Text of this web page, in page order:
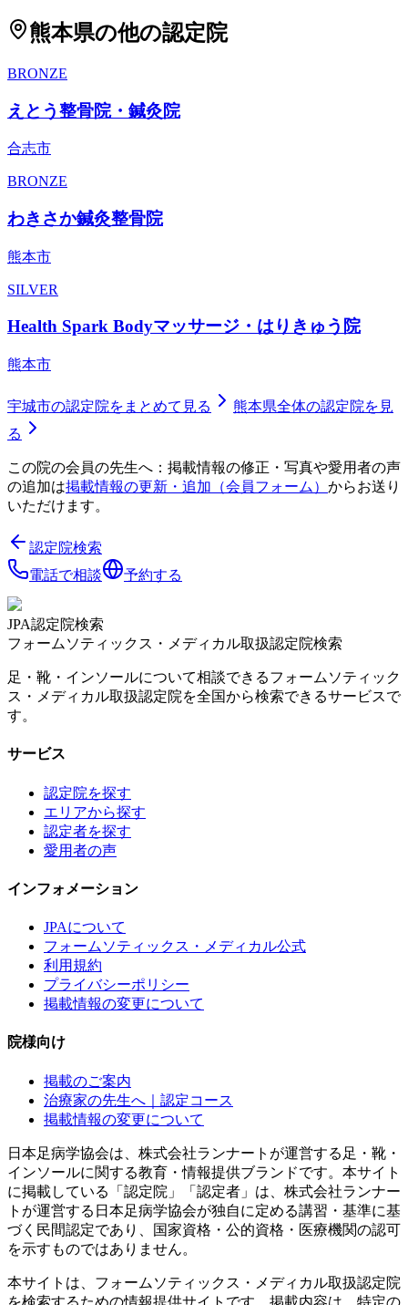
熊本県の他の認定院
BRONZE
えとう整骨院・鍼灸院
合志市
BRONZE
わきさか鍼灸整骨院
熊本市
SILVER
Health Spark Bodyマッサージ・はりきゅう院
熊本市
宇城市の認定院をまとめて見る 熊本県全体の認定院を見
る
この院の会員の先生へ：掲載情報の修正・写真や愛用者の声
の追加は掲載情報の更新・追加（会員フォーム） からお送り
いただけます。
認定院検索
電話で相談
予約する
JPA認定院検索
フォームソティックス・メディカル取扱認定院検索
足・靴・インソールについて相談できるフォームソティック
ス・メディカル取扱認定院を全国から検索できるサービスで
す。
サービス
認定院を探す
エリアから探す
認定者を探す
愛用者の声
インフォメーション
JPAについて
フォームソティックス・メディカル公式
利用規約
プライバシーポリシー
掲載情報の変更について
院様向け
掲載のご案内
治療家の先生へ｜認定コース
掲載情報の変更について
日本足病学協会は、株式会社ランナートが運営する足・靴・
インソールに関する教育・情報提供ブランドです。本サイト
に掲載している「認定院」「認定者」は、株式会社ランナー
トが運営する日本足病学協会が独自に定める講習・基準に基
づく民間認定であり、国家資格・公的資格・医療機関の認可
を示すものではありません。
本サイトは、フォームソティックス・メディカル取扱認定院
を検索するための情報提供サイトです。掲載内容は、特定の